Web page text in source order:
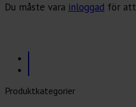
Du måste vara inloggad för att
Produktkategorier